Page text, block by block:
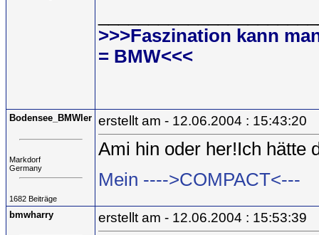
>>>Faszination kann
= BMW<<<
Bodensee_BMWler
Markdorf
Germany
1682 Beiträge
erstellt am - 12.06.2004 : 15:43:20
Ami hin oder her!Ich hätte
Mein ---->COMPACT<---
bmwharry erstellt am - 12.06.2004 : 15:53:39